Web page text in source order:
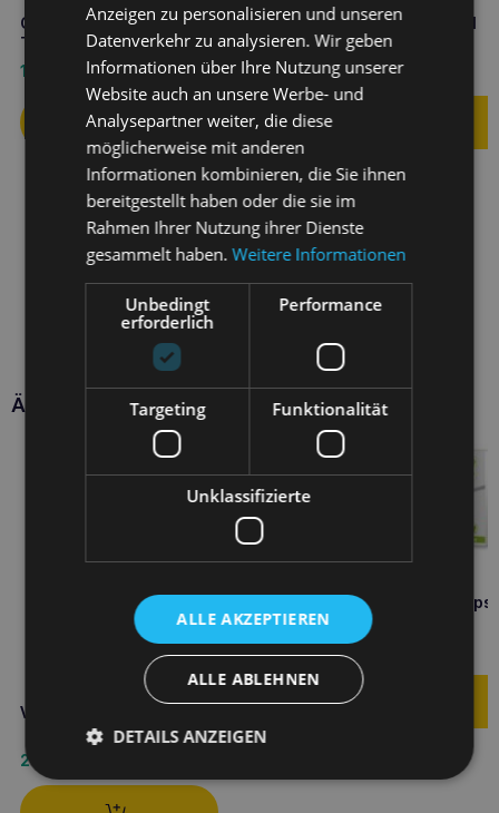
GEULINCX Diadog’n cat 10
Tabletten Set
15,50
GEULINCX diadog’n cat 1
Tablette 5g
1,90€
Ähnliche Produkte
VETFOOD Fiberactiv 500g
26,90
VETFOOD VitActiv 60
16,80€
Anzeigen zu personalisieren und unseren
Datenverkehr zu analysieren. Wir geben
Informationen über Ihre Nutzung unserer
Website auch an unsere Werbe- und
Analysepartner weiter, die diese
möglicherweise mit anderen
Informationen kombinieren, die Sie ihnen
bereitgestellt haben oder die sie im
Rahmen Ihrer Nutzung ihrer Dienste
gesammelt haben.Weitere Informationen
Unbedingt
erforderlich
Performance
Targeting Funktionalität
Unklassifizierte
ALLE AKZEPTIEREN
ALLE ABLEHNEN
DETAILS ANZEIGEN